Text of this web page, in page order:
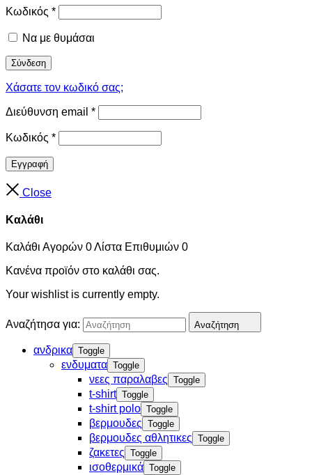
Κωδικός *
Να με θυμάσαι
Σύνδεση
Χάσατε τον κωδικό σας;
Διεύθυνση email *
Κωδικός *
Εγγραφή
Close
Καλάθι
Καλάθι Αγορών 0Λίστα Επιθυμιών 0
Κανένα προϊόν στο καλάθι σας.
Your wishlist is currently empty.
Αναζήτησα για: Αναζήτηση
ανδρικα Toggle
ενδυματα Toggle
νεες παραλαβες Toggle
t-shirt Toggle
t-shirt polo Toggle
βερμουδες Toggle
βερμουδες αθλητικες Toggle
ζακετες Toggle
ισοθερμικά Toggle